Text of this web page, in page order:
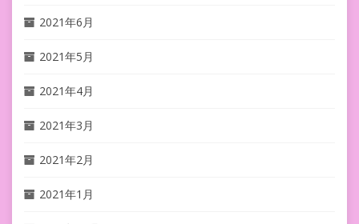
2021年6月
2021年5月
2021年4月
2021年3月
2021年2月
2021年1月